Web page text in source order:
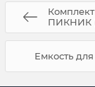
ПИКНИК
Емкость